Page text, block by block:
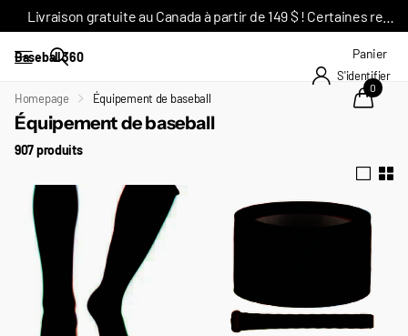
Baseball 360
S'identifier
Panier
0
Homepage Équipement de baseball
Équipement de baseball
907 produits